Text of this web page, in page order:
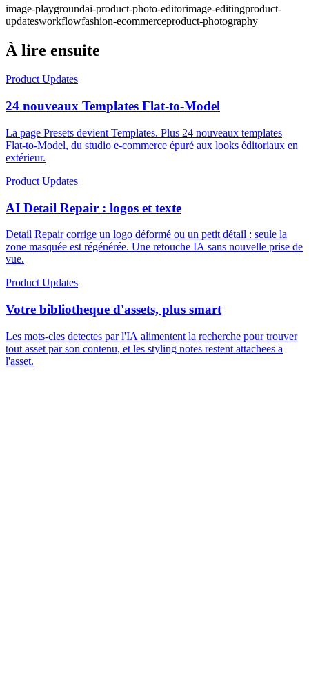
image-playgroundai-product-photo-editorimage-editingproduct-
updatesworkflowfashion-ecommerceproduct-photography
À lire ensuite
Product Updates
24 nouveaux Templates Flat-to-Model
La page Presets devient Templates. Plus 24 nouveaux templates
Flat-to-Model, du studio e-commerce épuré aux looks éditoriaux en
extérieur.
Product Updates
AI Detail Repair : logos et texte
Detail Repair corrige un logo déformé ou un petit détail : seule la
zone masquée est régénérée. Une retouche IA sans nouvelle prise de
vue.
Product Updates
Votre bibliotheque d'assets, plus smart
Les mots-cles detectes par l'IA alimentent la recherche pour trouver
tout asset par son contenu, et les styling notes restent attachees a
l'asset.